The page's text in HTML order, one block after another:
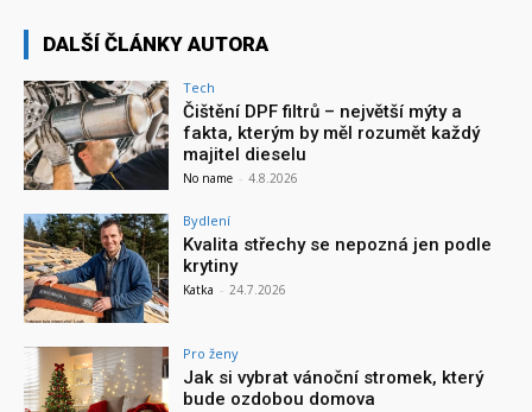
DALŠÍ ČLÁNKY AUTORA
Tech
Čištění DPF filtrů – největší mýty a
fakta, kterým by měl rozumět každý
majitel dieselu
No name - 4.8.2026
Bydlení
Kvalita střechy se nepozná jen podle
krytiny
Katka - 24.7.2026
Pro ženy
Jak si vybrat vánoční stromek, který
bude ozdobou domova